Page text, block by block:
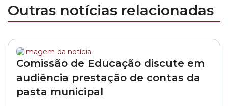
Outras notícias relacionadas
Comissão de Educação discute em
audiência prestação de contas da
pasta municipal